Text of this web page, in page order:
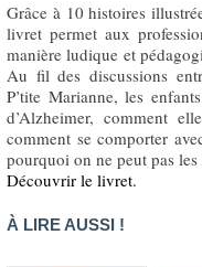
Grâce à 10 histoires
livret permet aux
manière ludique et
Au fil des discussions
P’tite Marianne, les
d’Alzheimer, comment
comment se comporter
pourquoi on ne peut pas les
Découvrir le livret.
À LIRE AUSSI !